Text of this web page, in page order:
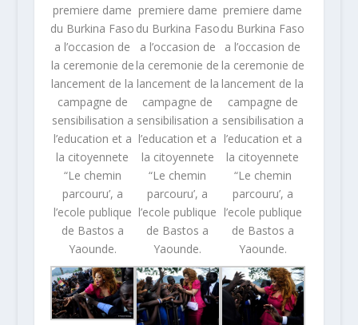
premiere dame
du Burkina Faso
a l’occasion de
la ceremonie de
lancement de la
campagne de
sensibilisation a
l’education et a
la citoyennete
“Le chemin
parcouru’, a
l’ecole publique
de Bastos a
Yaounde.
premiere dame
du Burkina Faso
a l’occasion de
la ceremonie de
lancement de la
campagne de
sensibilisation a
l’education et a
la citoyennete
“Le chemin
parcouru’, a
l’ecole publique
de Bastos a
Yaounde.
premiere dame
du Burkina Faso
a l’occasion de
la ceremonie de
lancement de la
campagne de
sensibilisation a
l’education et a
la citoyennete
“Le chemin
parcouru’, a
l’ecole publique
de Bastos a
Yaounde.